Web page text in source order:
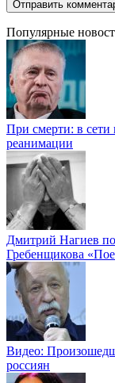
Популярные
При смерти: в сети
реанимации
Дмитрий Нагиев
Гребенщикова
Видео:
россиян